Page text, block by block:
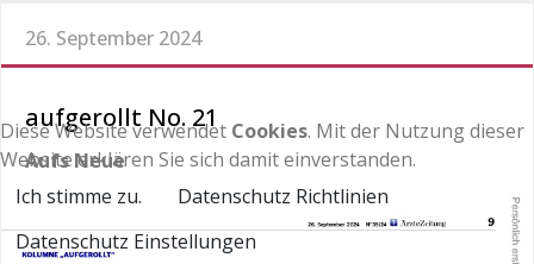
26. September 2024
aufgerollt No. 21
Aufs Neue
Diese Website verwendet Cookies. Mit der Nutzung dieser
Website erklären Sie sich damit einverstanden.
Ich stimme zu.
Datenschutz Richtlinien
Datenschutz Einstellungen